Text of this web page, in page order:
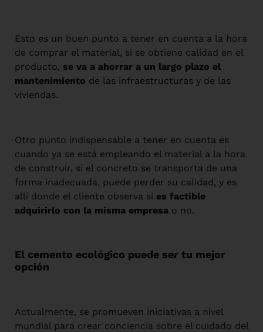
Esto es un buen punto a tener en cuenta a la hora
de comprar el material, si se obtiene calidad en el
producto, se va a ahorrar a un largo plazo el
mantenimiento de las infraestructuras y de las
viviendas.
Otro punto indispensable a tener en cuenta es
cuando ya se está empleando el material a la hora
de construir, si el concreto se transporta de una
forma inadecuada, puede perder su calidad, y es
allí donde el cliente observa si es factible
adquirirlo con la misma empresa o no.
El cemento ecológico puede ser tu mejor
opción
Actualmente, se promueven iniciativas a nivel
mundial para crear conciencia sobre el cuidado del